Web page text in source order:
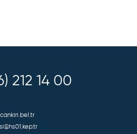
212 14 00